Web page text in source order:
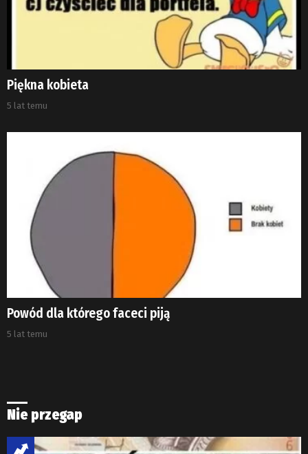
Piękna kobieta
5 lat temu
Powód dla którego faceci piją
5 lat temu
Nie przegap